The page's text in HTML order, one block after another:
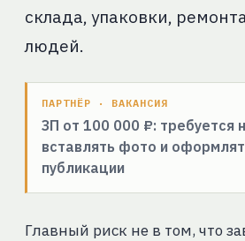
склада, упаковки,
людей.
ПАРТНЁР · ВАКАНСИЯ
ЗП от 100 000 ₽: требуется
вставлять фото и
публикации
Главный риск не в том, что